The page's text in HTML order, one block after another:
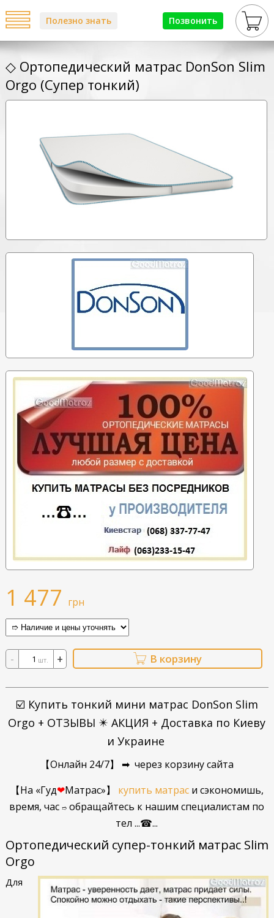
Позвонить
Полезно знать
◇ Ортопедический матрас DonSon Slim
Orgo (Супер тонкий)
1 477 грн
- +
шт. В корзину
☑️ Купить тонкий мини матрас DonSon Slim
Orgo + ОТЗЫВЫ ✴️ АКЦИЯ + Доставка по Киеву
и Украине
【Онлайн 24/7】 ➡ через корзину сайта
【На «Гуд❤Матрас»】 купить матрас и сэкономишь,
время, час➱ обращайтесь к нашим специалистам по
тел...☎...
Ортопедический супер-тонкий матрас Slim
Orgo
Для